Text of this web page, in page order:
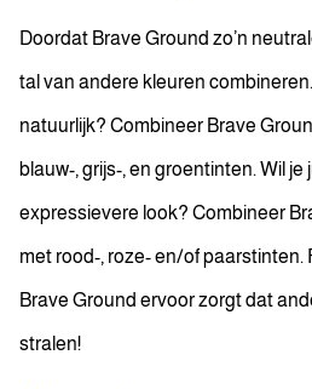
Doordat Brave Ground zo’n
tal van andere kleuren
natuurlijk? Combineer Brave
blauw-, grijs-, en groentinten. Wil je
expressievere look? Combineer
met rood-, roze- en/of paarstinten.
Brave Ground ervoor zorgt dat
stralen!